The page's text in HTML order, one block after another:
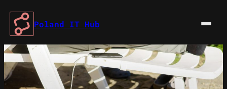
Przejdź
treści
Poland IT Hub